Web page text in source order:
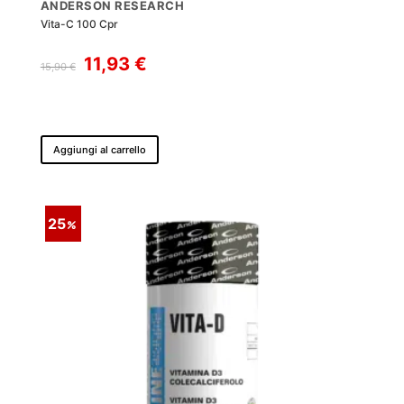
ANDERSON RESEARCH
Vita-C 100 Cpr
15,90€
Il
prezzo
15,90 €.
11,93 €Il
11,93 €.
Aggiungi al carrello
25